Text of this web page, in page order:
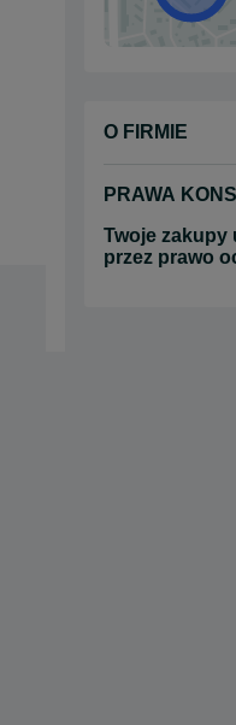
O FIRMIE
PRAWA
Twoje zakupy
przez prawo